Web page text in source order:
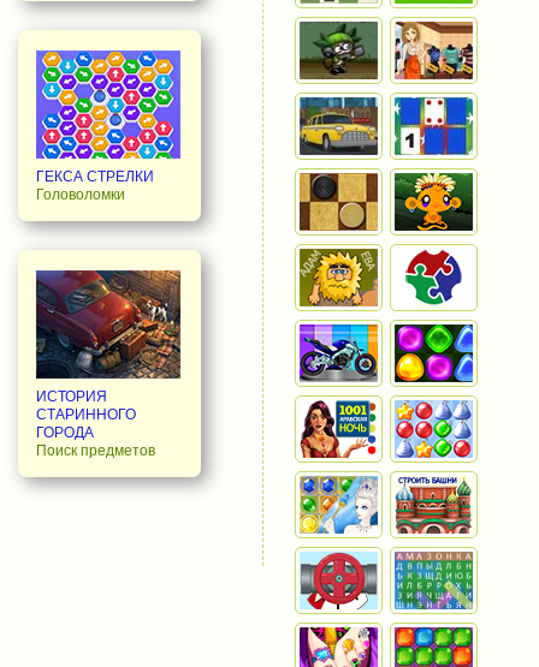
ГЕКСА СТРЕЛКИ
Головоломки
ИСТОРИЯ
СТАРИННОГО
ГОРОДА
Поиск предметов